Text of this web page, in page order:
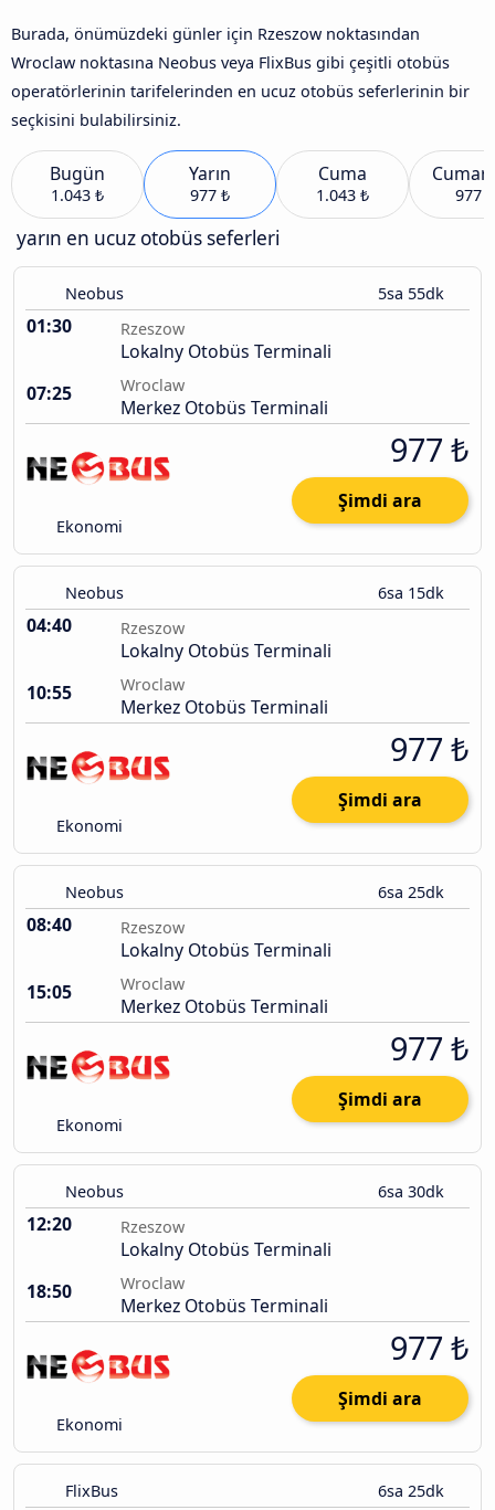
Burada, önümüzdeki günler için Rzeszow noktasından
Wroclaw noktasına Neobus veya FlixBus gibi çeşitli otobüs
operatörlerinin tarifelerinden en ucuz otobüs seferlerinin bir
seçkisini bulabilirsiniz.
Bugün
1.043 ₺
Yarın
977 ₺
Cuma
1.043 ₺ 977 ₺
yarın en ucuz otobüs seferleri
Neobus 5sa 55dk
01:30 Rzeszow
Lokalny Otobüs Terminali
07:25
Wroclaw
Merkez Otobüs Terminali
Ekonomi
977 ₺
Şimdi ara
Neobus 6sa 15dk
04:40 Rzeszow
Lokalny Otobüs Terminali
10:55
Wroclaw
Merkez Otobüs Terminali
Ekonomi
977 ₺
Şimdi ara
Neobus 6sa 25dk
08:40 Rzeszow
Lokalny Otobüs Terminali
15:05
Wroclaw
Merkez Otobüs Terminali
Ekonomi
977 ₺
Şimdi ara
Neobus 6sa 30dk
12:20 Rzeszow
Lokalny Otobüs Terminali
18:50
Wroclaw
Merkez Otobüs Terminali
Ekonomi
977 ₺
Şimdi ara
FlixBus 6sa 25dk